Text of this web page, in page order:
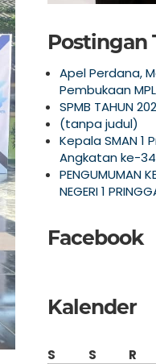
Postingan
Apel Perdana,
Pembukaan
SPMB TAHUN
(tanpa judul)
Kepala SMAN 1
Angkatan ke-
PENGUMUMAN
NEGERI 1
Facebook
Kalender
S
S R